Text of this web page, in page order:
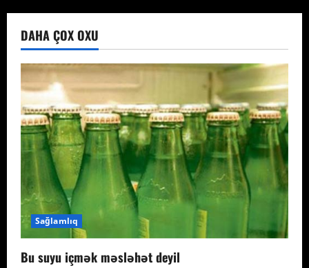
DAHA ÇOX OXU
Sağlamlıq
Bu suyu içmək məsləhət deyil